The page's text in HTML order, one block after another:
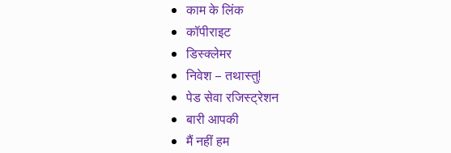
काम के लिंक
कॉपीराइट
डिस्क्लेमर
निवेश – तथास्तु!
पेड सेवा रजिस्ट्रेशन
बारी आपकी
मैं नहीं हम